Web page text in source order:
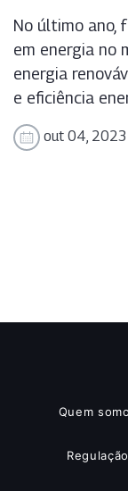
No último ano,
em energia no
energia
e eficiência
out 04, 2023
Quem
Regulação